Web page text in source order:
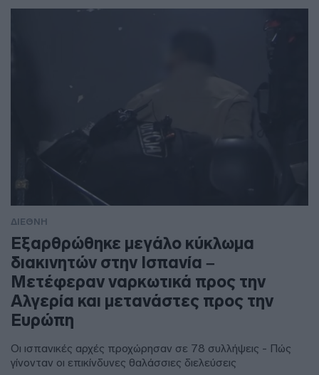
ΔΙΕΘΝΗ
Εξαρθρώθηκε μεγάλο κύκλωμα
διακινητών στην Ισπανία –
Μετέφεραν ναρκωτικά προς την
Αλγερία και μετανάστες προς την
Ευρώπη
Οι ισπανικές αρχές προχώρησαν σε 78 συλλήψεις - Πώς
γίνονταν οι επικίνδυνες θαλάσσιες διελεύσεις